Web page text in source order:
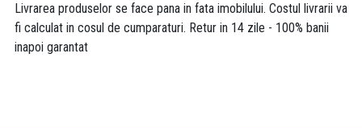
Livrarea produselor se face pana in fata imobilului. Costul livrarii va
fi calculat in cosul de cumparaturi. Retur in 14 zile - 100% banii
inapoi garantat